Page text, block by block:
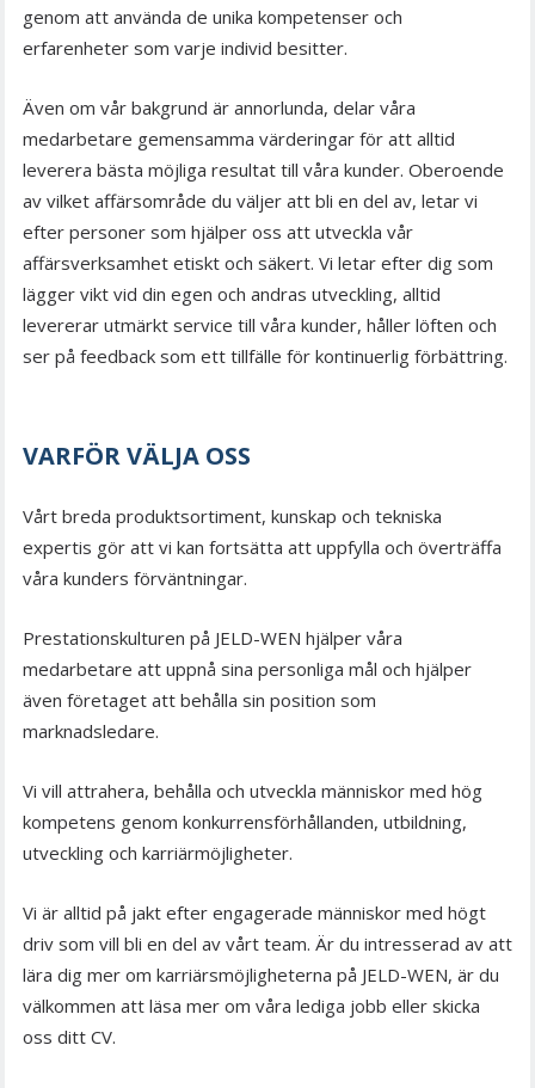
genom att använda de unika kompetenser och
erfarenheter som varje individ besitter.
Även om vår bakgrund är annorlunda, delar våra
medarbetare gemensamma värderingar för att alltid
leverera bästa möjliga resultat till våra kunder. Oberoende
av vilket affärsområde du väljer att bli en del av, letar vi
efter personer som hjälper oss att utveckla vår
affärsverksamhet etiskt och säkert. Vi letar efter dig som
lägger vikt vid din egen och andras utveckling, alltid
levererar utmärkt service till våra kunder, håller löften och
ser på feedback som ett tillfälle för kontinuerlig förbättring.
VARFÖR VÄLJA OSS
Vårt breda produktsortiment, kunskap och tekniska
expertis gör att vi kan fortsätta att uppfylla och överträffa
våra kunders förväntningar.
Prestationskulturen på JELD-WEN hjälper våra
medarbetare att uppnå sina personliga mål och hjälper
även företaget att behålla sin position som
marknadsledare.
Vi vill attrahera, behålla och utveckla människor med hög
kompetens genom konkurrensförhållanden, utbildning,
utveckling och karriärmöjligheter.
Vi är alltid på jakt efter engagerade människor med högt
driv som vill bli en del av vårt team. Är du intresserad av att
lära dig mer om karriärsmöjligheterna på JELD-WEN, är du
välkommen att läsa mer om våra lediga jobb eller skicka
oss ditt CV.